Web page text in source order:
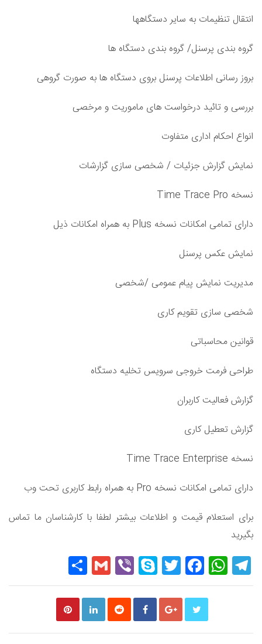
انتقال تنظیمات به سایر دستگاهها
گروه بندی پرسنل/ گروه بندی دستگاه ها
بروز رسانی اطلاعات پرسنل بروی دستگاه ها به صورت گروهی
بررسی و تائید درخواست های ماموریت و مرخصی
انواع احکام اداری متفاوت
نمایش گزارش جزئیات / شخصی سازی گزارشات
نسخه Time Trace Pro
دارای تمامی امکانات نسخه Plus به همراه امکانات ذیل
نمایش عکس پرسنل
مدیریت نمایش پیام عمومی /شخصی
شخصی سازی تقویم کاری
قوانین محاسباتی
طراحی فرمت خروجی سرویس تخلیه دستگاه
گزارش فعالیت کاربران
گزارش تعطیل کاری
نسخه Time Trace Enterprise
دارای تمامی امکانات نسخه Pro به همراه رابط کاربری تحت وب
برای استعلام قیمت و اطلاعات بیشتر لطفا با کارشناسان ما تماس
بگیرید
Telegram
WhatsApp
Facebook
Twitter
Skype
Viber
Gmail